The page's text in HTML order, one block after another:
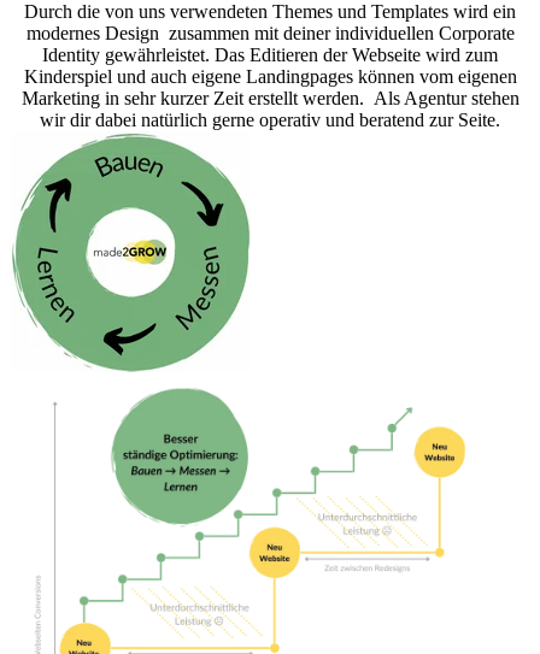
Durch die von uns verwendeten Themes und Templates wird ein
modernes Design zusammen mit deiner individuellen Corporate
Identity gewährleistet. Das Editieren der Webseite wird zum
Kinderspiel und auch eigene Landingpages können vom eigenen
Marketing in sehr kurzer Zeit erstellt werden. Als Agentur stehen
wir dir dabei natürlich gerne operativ und beratend zur Seite.